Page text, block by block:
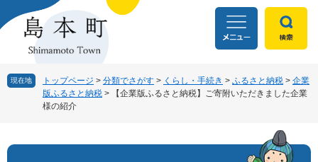
ー
ニ
現在地 トップページ > 分類でさがす > くらし・手続き > ふるさと納税 > 企業
版ふるさと納税 >
【企業版ふるさと納税】ご寄附いただきました企業
様の紹介
文